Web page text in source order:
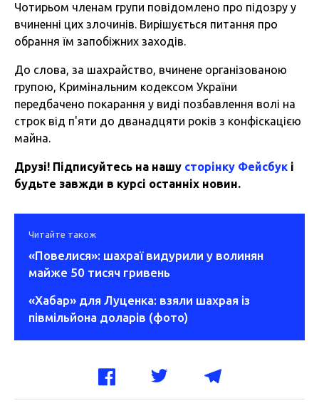
Чотирьом членам групи повідомлено про підозру у
вчиненні цих злочинів. Вирішується питання про
обрання їм запобіжних заходів.
До слова, за шахрайство, вчинене організованою
групою, Кримінальним кодексом України
передбачено покарання у виді позбавлення волі на
строк від п'яти до дванадцяти років з конфіскацією
майна.
Друзі! Підписуйтесь на нашу сторінку Фейсбук і
будьте завжди в курсі останніх новин.
Читайте також
«Повелися»: шахраї видурили у волинян
майже 50 тисяч гривень
«Хабар» для Луценка: взяли шахрая із
півмільйона доларів (фото)